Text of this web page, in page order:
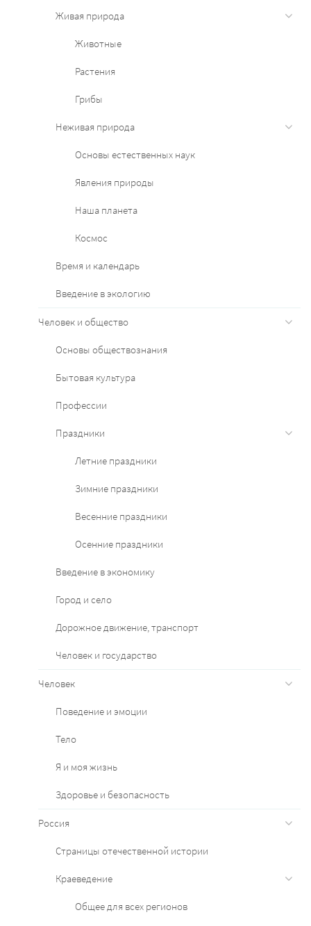
Живая природа
Животные
Растения
Грибы
Неживая природа
Основы естественных наук
Явления природы
Наша планета
Космос
Время и календарь
Введение в экологию
Человек и общество
Основы обществознания
Бытовая культура
Профессии
Праздники
Летние праздники
Зимние праздники
Весенние праздники
Осенние праздники
Введение в экономику
Город и село
Дорожное движение, транспорт
Человек и государство
Человек
Поведение и эмоции
Тело
Я и моя жизнь
Здоровье и безопасность
Россия
Страницы отечественной истории
Краеведение
Общее для всех регионов